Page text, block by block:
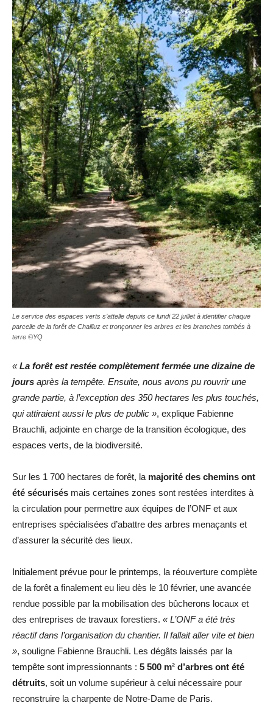
Le service des espaces verts s’attelle depuis ce lundi 22 juillet à identifier chaque
parcelle de la forêt de Chailluz et tronçonner les arbres et les branches tombés à
terre ©YQ
«La forêt est restée complètement fermée une dizaine de
jours après la tempête. Ensuite, nous avons pu rouvrir une
grande partie, à l’exception des 350 hectares les plus touchés,
qui attiraient aussi le plus de public », explique Fabienne
Brauchli, adjointe en charge de la transition écologique, des
espaces verts, de la biodiversité.
Sur les 1 700 hectares de forêt, la majorité des chemins ont
été sécurisés mais certaines zones sont restées interdites à
la circulation pour permettre aux équipes de l’ONF et aux
entreprises spécialisées d’abattre des arbres menaçants et
d’assurer la sécurité des lieux.
Initialement prévue pour le printemps, la réouverture complète
de la forêt a finalement eu lieu dès le 10 février, une avancée
rendue possible par la mobilisation des bûcherons locaux et
des entreprises de travaux forestiers. « L’ONF a été très
réactif dans l’organisation du chantier. Il fallait aller vite et bien
», souligne Fabienne Brauchli. Les dégâts laissés par la
tempête sont impressionnants : 5 500 m² d’arbres ont été
détruits, soit un volume supérieur à celui nécessaire pour
reconstruire la charpente de Notre-Dame de Paris.